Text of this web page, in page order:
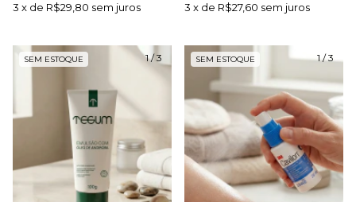
3 x de R$29,80 sem juros 3 x de R$27,60 sem juros
1/3
SEM ESTOQUE 1/3
SEM ESTOQUE